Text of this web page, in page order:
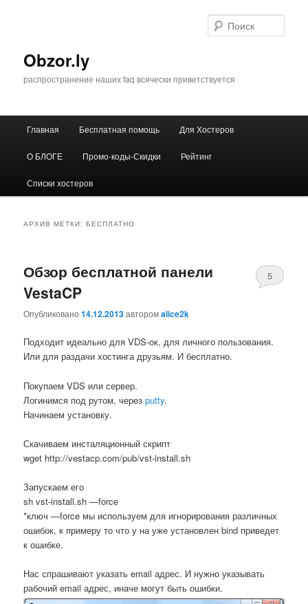
Obzor.ly
распространение наших faq всячески приветствуется
Главная Бесплатная помощь Для Хостеров
О БЛОГЕ Промо-коды-Скидки Рейтинг
Списки хостеров
АРХИВ МЕТКИ:БЕСПЛАТНО
Обзор бесплатной панели
VestaCP
Опубликовано14.12.2013авторомalice2k
5
Подходит идеально для VDS-ок, для личного пользования.
Или для раздачи хостинга друзьям. И бесплатно.
Покупаем VDS или сервер.
Логинимся под рутом, черезputty.
Начинаем установку.
Скачиваем инсталяционный скрипт
wget http://vestacp.com/pub/vst-install.sh
Запускаем его
sh vst-install.sh —force
*ключ —force мы используем для игнорирования различных
ошибок, к примеру то что у на уже установлен bind приведет
к ошибке.
Нас спрашивают указать email адрес. И нужно указывать
рабочий email адрес, иначе могут быть ошибки.